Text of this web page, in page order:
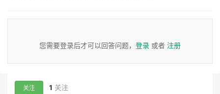
您需要登录后才可以回答问题， 登录 或者 注册
关注 1 关注